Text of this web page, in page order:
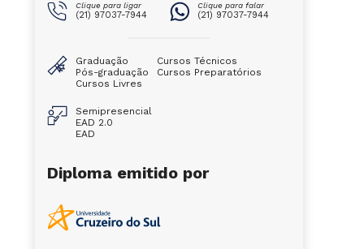
Clique para ligar
(21) 97037-7944
Clique para falar
(21) 97037-7944
Graduação
Pós-graduação
Cursos Livres
Cursos Técnicos
Cursos Preparatórios
Semipresencial
EAD 2.0
EAD
Diploma emitido por